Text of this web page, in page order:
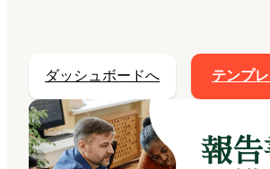
ダッシュボードへ テンプ